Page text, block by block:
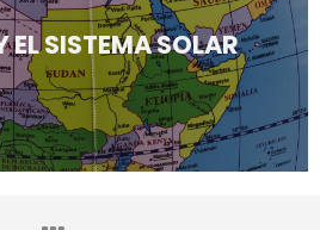
EL SISTEMA SOLAR